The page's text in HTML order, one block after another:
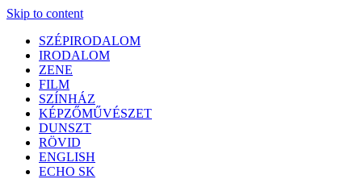
Skip to content
SZÉPIRODALOM
IRODALOM
ZENE
FILM
SZÍNHÁZ
KÉPZŐMŰVÉSZET
DUNSZT
RÖVID
ENGLISH
ECHO SK